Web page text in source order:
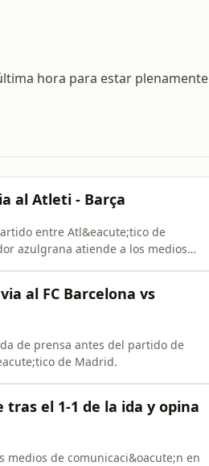
hora para estar plenamente
al Atleti - Barça
entre Atl&eacute;tico de
azulgrana atiende a los medios
al FC Barcelona vs
de prensa antes del partido de
de Madrid.
el 1-1 de la ida y opina
medios de comunicaci&oacute;n en